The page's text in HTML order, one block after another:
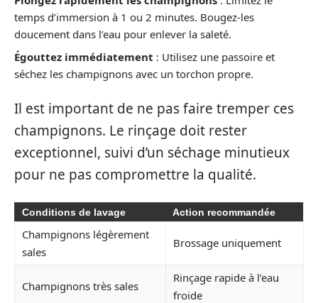
temps d’immersion à 1 ou 2 minutes. Bougez-les
doucement dans l’eau pour enlever la saleté.
Égouttez immédiatement : Utilisez une passoire et
séchez les champignons avec un torchon propre.
Il est important de ne pas faire tremper ces
champignons. Le rinçage doit rester
exceptionnel, suivi d’un séchage minutieux
pour ne pas compromettre la qualité.
Conditions de lavage Action recommandée
Champignons légèrement
sales
Brossage uniquement
Champignons très sales
Rinçage rapide à l’eau
froide